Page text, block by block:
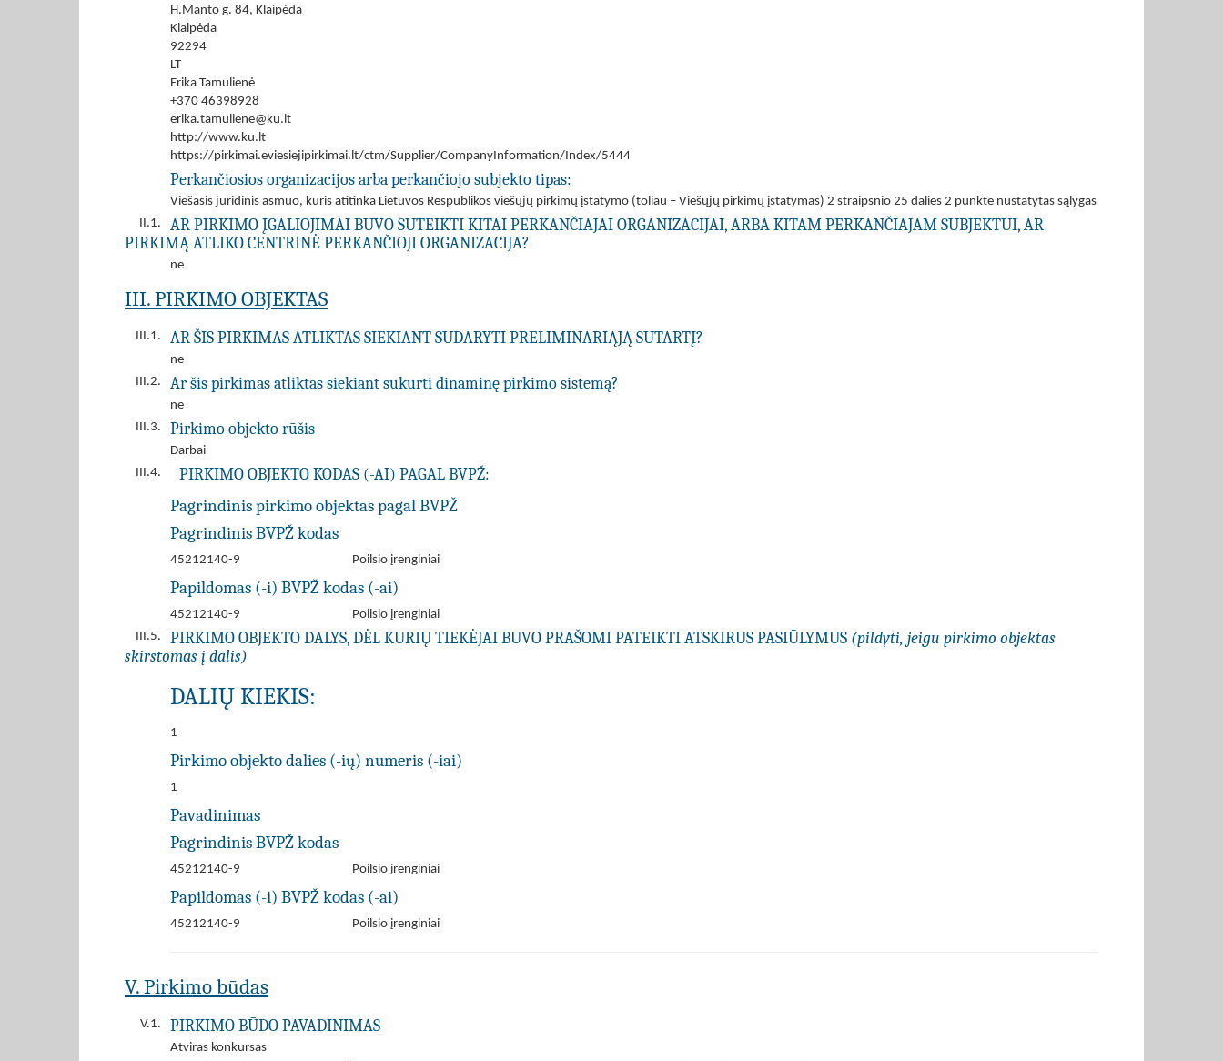
H.Manto g. 84, Klaipėda
Klaipėda
92294
LT
Erika Tamulienė
+370 46398928
erika.tamuliene@ku.lt
http://www.ku.lt
https://pirkimai.eviesiejipirkimai.lt/ctm/Supplier/CompanyInformation/Index/5444
Perkančiosios organizacijos arba perkančiojo subjekto tipas:
Viešasis juridinis asmuo, kuris atitinka Lietuvos Respublikos viešųjų pirkimų įstatymo (toliau – Viešųjų pirkimų įstatymas) 2 straipsnio 25 dalies 2 punkte nustatytas sąlygas
II.1.
AR PIRKIMO ĮGALIOJIMAI BUVO SUTEIKTI KITAI PERKANČIAJAI ORGANIZACIJAI, ARBA KITAM PERKANČIAJAM SUBJEKTUI, AR
PIRKIMĄ ATLIKO CENTRINĖ PERKANČIOJI ORGANIZACIJA?
ne
III. PIRKIMO OBJEKTAS
III.1. AR ŠIS PIRKIMAS ATLIKTAS SIEKIANT SUDARYTI PRELIMINARIĄJĄ SUTARTĮ?
ne
III.2.
Ar šis pirkimas atliktas siekiant sukurti dinaminę pirkimo sistemą?
ne
III.3.
Pirkimo objekto rūšis
Darbai
III.4.
PIRKIMO OBJEKTO KODAS (-AI) PAGAL BVPŽ:
Pagrindinis pirkimo objektas pagal BVPŽ
Pagrindinis BVPŽ kodas
45212140-9 Poilsio įrenginiai
Papildomas (-i) BVPŽ kodas (-ai)
45212140-9
Poilsio įrenginiai
III.5.
PIRKIMO OBJEKTO DALYS, DĖL KURIŲ TIEKĖJAI BUVO PRAŠOMI PATEIKTI ATSKIRUS PASIŪLYMUS (pildyti, jeigu pirkimo objektas
skirstomas į dalis)
DALIŲ KIEKIS:
1
Pirkimo objekto dalies (-ių) numeris (-iai)
1
Pavadinimas
Pagrindinis BVPŽ kodas
45212140-9 Poilsio įrenginiai
Papildomas (-i) BVPŽ kodas (-ai)
45212140-9 Poilsio įrenginiai
V. Pirkimo būdas
V.1. PIRKIMO BŪDO PAVADINIMAS
Atviras konkursas